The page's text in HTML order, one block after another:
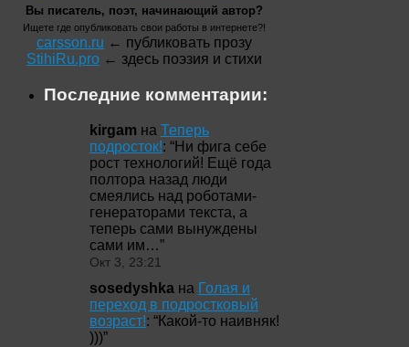
Вы писатель, поэт, начинающий автор?
Ищете где опубликовать свои работы в интернете?!
carsson.ru ← публиковать прозу
StihiRu.pro ← здесь поэзия и стихи
Последние комментарии:
kirgam на Теперь
подросток!: “Ни фига себе
рост технологий! Ещё года
полтора назад люди
смеялись над роботами-
генераторами текста, а
теперь сами вынуждены
сами им…”
Окт 3, 23:21
sosedyshka на Голая и
переход в подростковый
возраст!: “Какой-то наивняк!
)))”